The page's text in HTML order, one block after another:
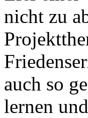
nicht zu
auch so
lernen